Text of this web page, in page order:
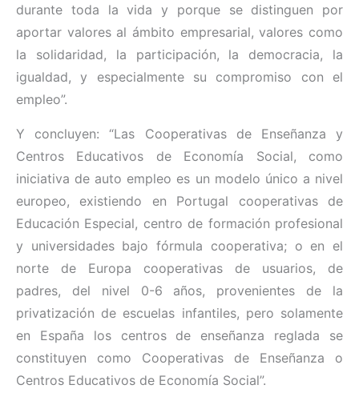
durante toda la vida y porque se distinguen por
aportar valores al ámbito empresarial, valores como
la solidaridad, la participación, la democracia, la
igualdad, y especialmente su compromiso con el
empleo”.
Y concluyen: “Las Cooperativas de Enseñanza y
Centros Educativos de Economía Social, como
iniciativa de auto empleo es un modelo único a nivel
europeo, existiendo en Portugal cooperativas de
Educación Especial, centro de formación profesional
y universidades bajo fórmula cooperativa; o en el
norte de Europa cooperativas de usuarios, de
padres, del nivel 0-6 años, provenientes de la
privatización de escuelas infantiles, pero solamente
en España los centros de enseñanza reglada se
constituyen como Cooperativas de Enseñanza o
Centros Educativos de Economía Social”.